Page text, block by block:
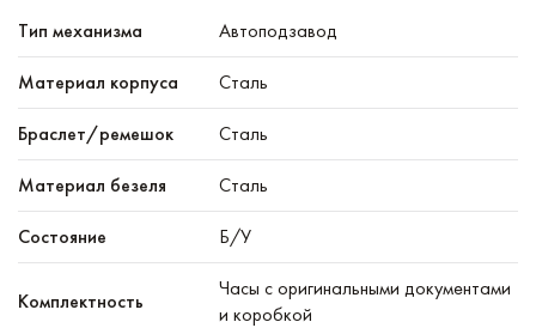
Тип механизма Автоподзавод
Материал корпуса Сталь
Браслет/ремешок Сталь
Материал безеля Сталь
Состояние Б/У
Комплектность
Часы с оригинальными документами
и коробкой